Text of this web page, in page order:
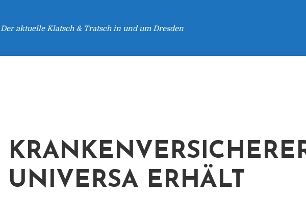
Der aktuelle Klatsch & Tratsch in und um Dresden
UNIVERSA ERHÄLT